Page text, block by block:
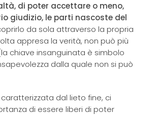
di poter accettare o meno,
giudizio, le parti nascoste del
da sola attraverso la propria
appresa la verità, non può più
chiave insanguinata è simbolo
dalla quale non si può
dal lieto fine, ci
di essere liberi di poter